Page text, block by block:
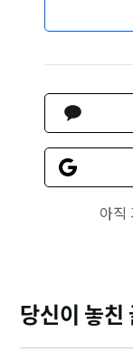
아직
당신이 놓친